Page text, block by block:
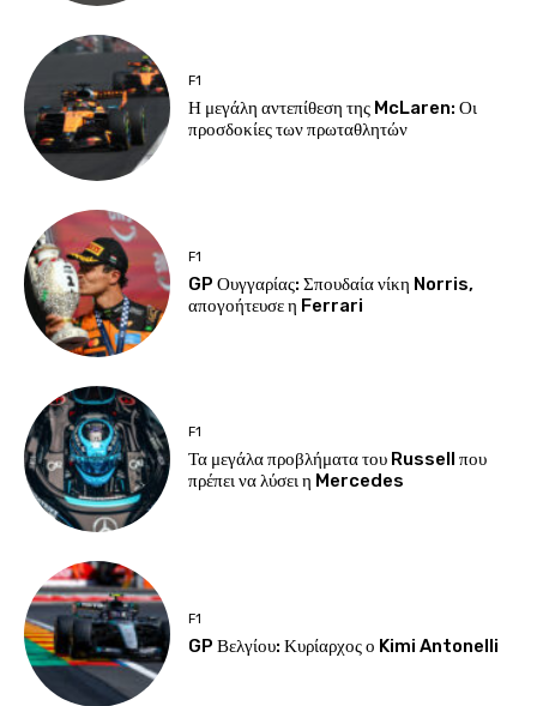
F1
Η μεγάλη αντεπίθεση της McLaren: Οι
προσδοκίες των πρωταθλητών
F1
GP Ουγγαρίας: Σπουδαία νίκη Norris,
απογοήτευσε η Ferrari
F1
Τα μεγάλα προβλήματα του Russell που
πρέπει να λύσει η Mercedes
F1
GP Βελγίου: Κυρίαρχος ο Kimi Antonelli